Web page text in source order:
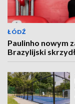
ŁÓDŹ
Paulinho nowym
Brazylijski